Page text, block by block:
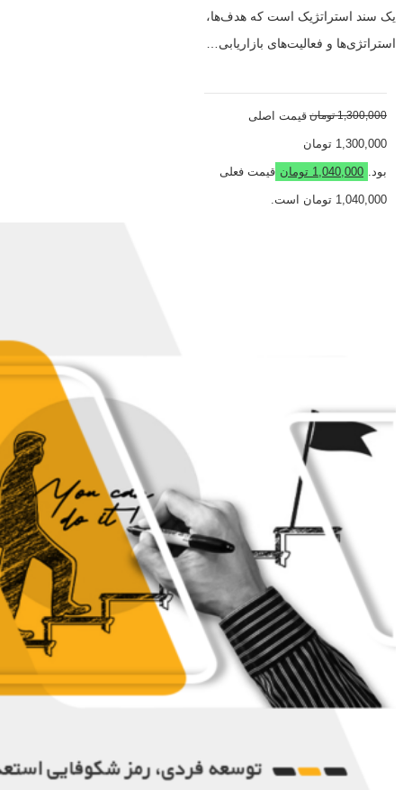
یک سند استراتژیک است که هدف‌ها،
استراتژی‌ها و فعالیت‌های بازاریابی…
1,300,000 تومان قیمت اصلی
1,300,000 تومان
بود. 1,040,000 تومان قیمت فعلی
1,040,000 تومان است.